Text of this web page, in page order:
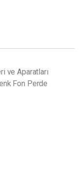
ve Aparatları
Fon Perde
Fon Perde 135x200